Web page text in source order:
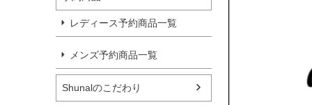
レディース予約商品一覧
メンズ予約商品一覧
Shunalのこだわり